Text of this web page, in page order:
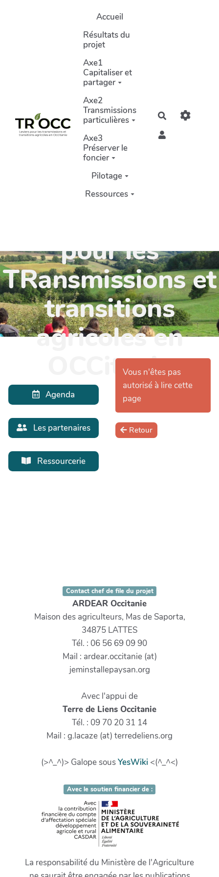
Aller au contenu principalAccueil
Résultats du
projet
Axe1
Capitaliser et
partager
Axe2
Transmissions
particulières
Axe3
Préserver le
foncier
Pilotage
Ressources
Rechercher
pour les
TRansmissions et
transitions
agricoles en
OCCitanie
Agenda
Les partenaires
Ressourcerie
Vous n'êtes pas
autorisé à lire cette
page
Retour
Contact chef de file du projet
ARDEAR Occitanie
Maison des agriculteurs, Mas de Saporta,
34875 LATTES
Tél. : 06 56 69 09 90
Mail : ardear.occitanie (at)
jeminstallepaysan.org
Avec l'appui de
Terre de Liens Occitanie
Tél. : 09 70 20 31 14
Mail : g.lacaze (at) terredeliens.org
(>^_^)> Galope sousYesWiki <(^_^<)
Avec le soutien financier de :
La responsabilité du Ministère de l'Agriculture